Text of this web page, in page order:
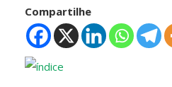
Compartilhe